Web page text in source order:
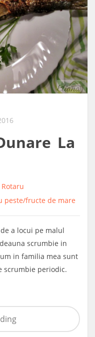
La
peste/fructe de mare
a locui pe malul
scrumbie in
in familia mea sunt
scrumbie periodic.